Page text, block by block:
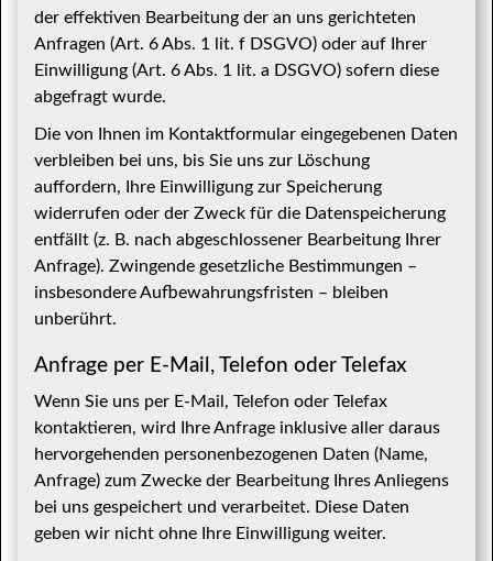
der effektiven Bearbeitung der an uns gerichteten
Anfragen (Art. 6 Abs. 1 lit. f DSGVO) oder auf Ihrer
Einwilligung (Art. 6 Abs. 1 lit. a DSGVO) sofern diese
abgefragt wurde.
Die von Ihnen im Kontaktformular eingegebenen Daten
verbleiben bei uns, bis Sie uns zur Löschung
auffordern, Ihre Einwilligung zur Speicherung
widerrufen oder der Zweck für die Datenspeicherung
entfällt (z. B. nach abgeschlossener Bearbeitung Ihrer
Anfrage). Zwingende gesetzliche Bestimmungen –
insbesondere Aufbewahrungsfristen – bleiben
unberührt.
Anfrage per E-Mail, Telefon oder Telefax
Wenn Sie uns per E-Mail, Telefon oder Telefax
kontaktieren, wird Ihre Anfrage inklusive aller daraus
hervorgehenden personenbezogenen Daten (Name,
Anfrage) zum Zwecke der Bearbeitung Ihres Anliegens
bei uns gespeichert und verarbeitet. Diese Daten
geben wir nicht ohne Ihre Einwilligung weiter.